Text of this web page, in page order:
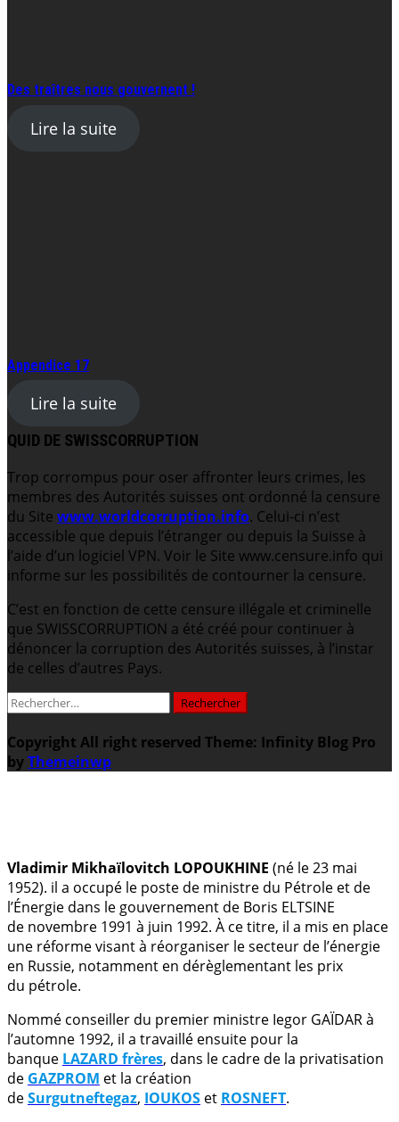
Des traîtres nous gouvernent !
Lire la suite
Appendice 17
Lire la suite
QUID DE SWISSCORRUPTION
Trop corrompus pour oser affronter leurs crimes, les
membres des Autorités suisses ont ordonné la censure
du Site www.worldcorruption.info. Celui-ci n’est
accessible que depuis l’étranger ou depuis la Suisse à
l’aide d’un logiciel VPN. Voir le Site www.censure.info qui
informe sur les possibilités de contourner la censure.
C’est en fonction de cette censure illégale et criminelle
que SWISSCORRUPTION a été créé pour continuer à
dénoncer la corruption des Autorités suisses, à l’instar
de celles d’autres Pays.
Rechercher :
Copyright All right reserved Theme: Infinity Blog Pro
byThemeinwp
Vladimir Mikhaïlovitch LOPOUKHINE (né le 23 mai
1952). il a occupé le poste de ministre du Pétrole et de
l’Énergie dans le gouvernement de Boris ELTSINE
de novembre 1991 à juin 1992. À ce titre, il a mis en place
une réforme visant à réorganiser le secteur de l’énergie
en Russie, notamment en dérèglementant les prix
du pétrole.
Nommé conseiller du premier ministre Iegor GAÏDAR à
l’automne 1992, il a travaillé ensuite pour la
banque LAZARD frères, dans le cadre de la privatisation
de GAZPROM et la création
deSurgutneftegaz, IOUKOS et ROSNEFT.